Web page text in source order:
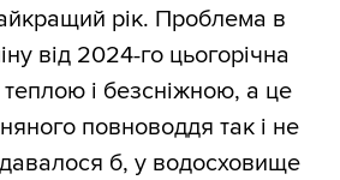
рік. Проблема в
від 2024-го цьогорічна
і безсніжною, а це
повноводдя так і не
б, у водосховище